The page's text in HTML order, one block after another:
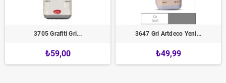
3705 Grafiti Gri...
₺59,00
3647 Gri Artdeco Yeni...
₺49,99